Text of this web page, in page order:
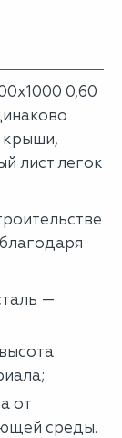
0,60
лист легок
—
от
среды.